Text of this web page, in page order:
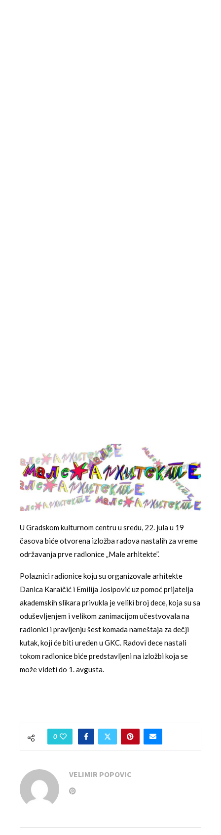
U Gradskom kulturnom centru u sredu, 22. jula u 19
časova biće otvorena izložba radova nastalih za vreme
održavanja prve radionice „Male arhitekte”.
Polaznici radionice koju su organizovale arhitekte
Danica Karaičić i Emilija Josipović uz pomoć prijatelja
akademskih slikara privukla je veliki broj dece, koja su sa
oduševljenjem i velikom zanimacijom učestvovala na
radionici i pravljenju šest komada nameštaja za dečji
kutak, koji će biti uređen u GKC. Radovi dece nastali
tokom radionice biće predstavljeni na izložbi koja se
može videti do 1. avgusta.
0
VELIMIR POPOVIC